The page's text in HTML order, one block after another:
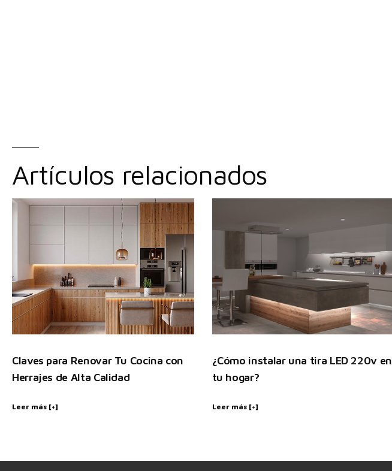
Artículos relacionados
Claves para Renovar Tu Cocina con
Herrajes de Alta Calidad
Leer más [+]
¿Cómo instalar una tira LED 220v en
tu hogar?
Leer más [+]